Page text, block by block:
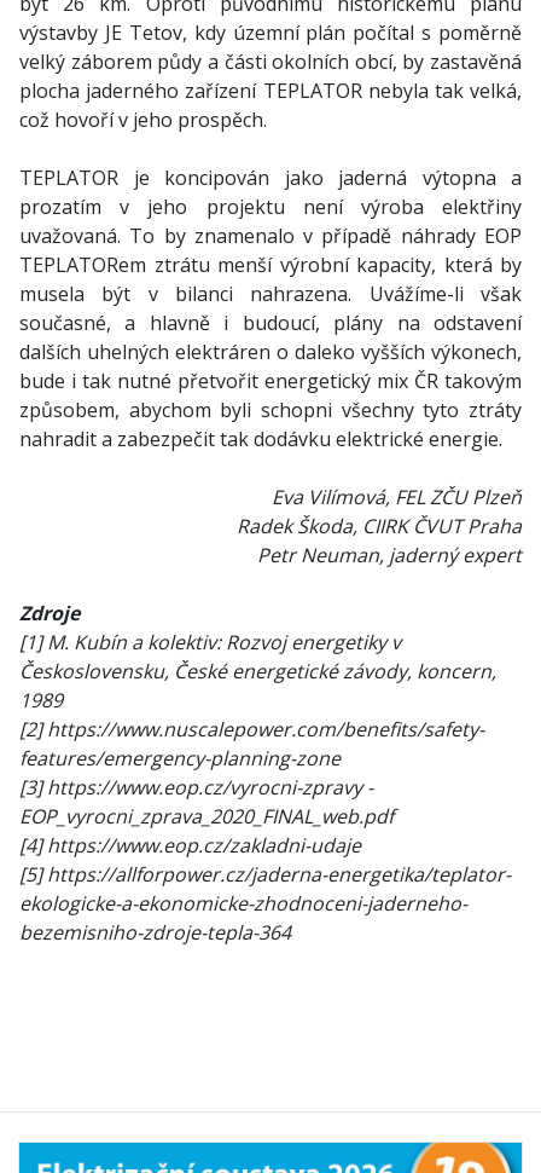
výstavby JE Tetov, kdy územní plán počítal s poměrně
velký záborem půdy a části okolních obcí, by zastavěná
plocha jaderného zařízení TEPLATOR nebyla tak velká,
což hovoří v jeho prospěch.
TEPLATOR je koncipován jako jaderná výtopna a
prozatím v jeho projektu není výroba elektřiny
uvažovaná. To by znamenalo v případě náhrady EOP
TEPLATORem ztrátu menší výrobní kapacity, která by
musela být v bilanci nahrazena. Uvážíme-li však
současné, a hlavně i budoucí, plány na odstavení
dalších uhelných elektráren o daleko vyšších výkonech,
bude i tak nutné přetvořit energetický mix ČR takovým
způsobem, abychom byli schopni všechny tyto ztráty
nahradit a zabezpečit tak dodávku elektrické energie.
Eva Vilímová, FEL ZČU Plzeň
Radek Škoda, CIIRK ČVUT Praha
Petr Neuman, jaderný expert
Zdroje
[1] M. Kubín a kolektiv: Rozvoj energetiky v
Československu, České energetické závody, koncern,
1989
[2] https://www.nuscalepower.com/benefits/safety-
features/emergency-planning-zone
[3] https://www.eop.cz/vyrocni-zpravy -
EOP_vyrocni_zprava_2020_FINAL_web.pdf
[4] https://www.eop.cz/zakladni-udaje
[5] https://allforpower.cz/jaderna-energetika/teplator-
ekologicke-a-ekonomicke-zhodnoceni-jaderneho-
bezemisniho-zdroje-tepla-364